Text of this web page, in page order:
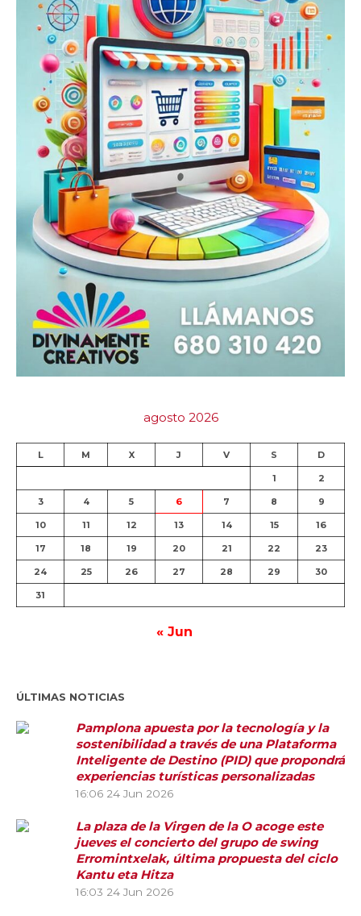
agosto 2026
L M X J V S D
1 2
3 4 5 6 7 8 9
10 11 12 13 14 15 16
17 18 19 20 21 22 23
24 25 26 27 28 29 30
31
« Jun
ÚLTIMAS NOTICIAS
Pamplona apuesta por la tecnología y la
sostenibilidad a través de una Plataforma
Inteligente de Destino (PID) que propondrá
experiencias turísticas personalizadas
16:06 24 Jun 2026
La plaza de la Virgen de la O acoge este
jueves el concierto del grupo de swing
Erromintxelak, última propuesta del ciclo
Kantu eta Hitza
16:03 24 Jun 2026